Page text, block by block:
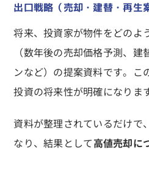
出口戦略（売却・建替・再生
将来、投資家が物件をどのよ
（数年後の売却価格予測、
ンなど）の提案資料です。こ
投資の将来性が明確になりま
資料が整理されているだけで
なり、結果として高値売却に